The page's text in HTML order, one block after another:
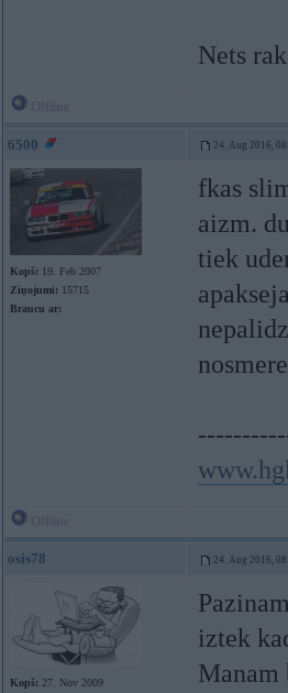
Nets
6500 24. Aug 2016,
Kopš: 19. Feb 2007
Ziņojumi: 15715
Braucu ar:
fkas
aizm.
tiek
osis78 24. Aug 2016,
Kopš: 27. Nov 2009
iztek
Manam